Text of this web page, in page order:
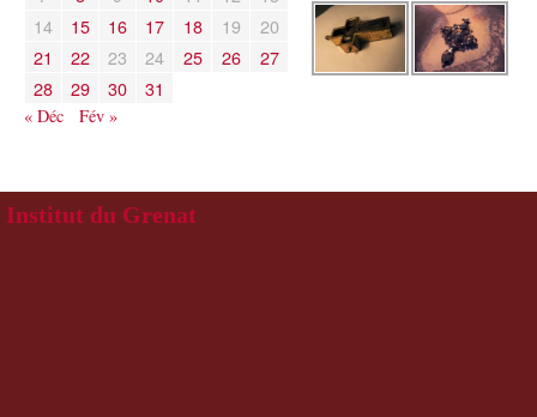
14
15 16 17 18 19
20
21
22 23 24 25 26
27
28
29 30 31
« Déc Fév »
Institut du Grenat